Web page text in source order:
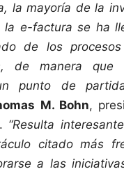
la mayoría de la
la e-factura se ha
de los
de manera que
punto de
M. Bohn,
“Resulta
citado más
a las